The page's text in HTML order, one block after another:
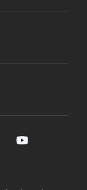
Linkedin